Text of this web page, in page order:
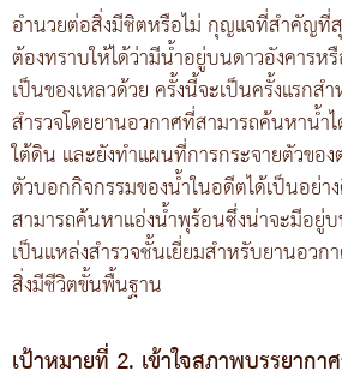
อำนวยต่อสิ่งมีชิตหรือไม่ กุญแจที่สำคัญ
ต้องทราบให้ได้ว่ามีน้ำอยู่บนดาวอังคารห
เป็นของเหลวด้วย ครั้งนี้จะเป็นครั้งแรกส
สำรวจโดยยานอวกาศที่สามารถค้นหาน้
ใต้ดิน และยังทำแผนที่การกระจายตัวขอ
ตัวบอกกิจกรรมของน้ำในอดีตได้เป็นอย่
สามารถค้นหาแอ่งน้ำพุร้อนซึ่งน่าจะมีอยู่
เป็นแหล่งสำรวจชั้นเยี่ยมสำหรับยานอว
สิ่งมีชีวิตขั้นพื้นฐาน
เป้าหมายที่ 2. เข้าใจสภาพบรรยากา